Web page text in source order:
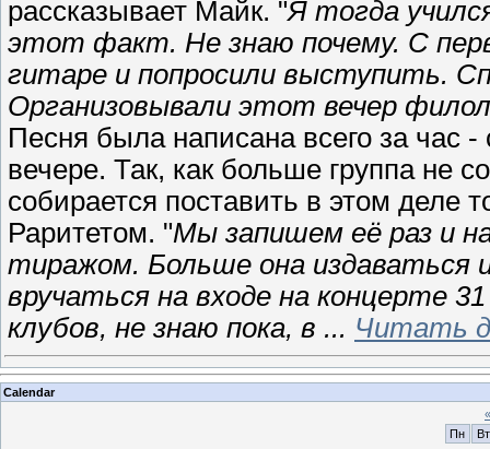
рассказывает Майк. "Я тогда
этот факт. Не знаю почему. С
гитаре и попросили выступить.
Организовывали этот вечер
Песня была написана всего за час
вечере. Так, как больше группа не
собирается поставить в этом деле
Раритетом. "Мы запишем её раз и
тиражом. Больше она издаваться
вручаться на входе на концерте
клубов, не знаю пока, в ... Читать
Calendar
«
Пн
Вт